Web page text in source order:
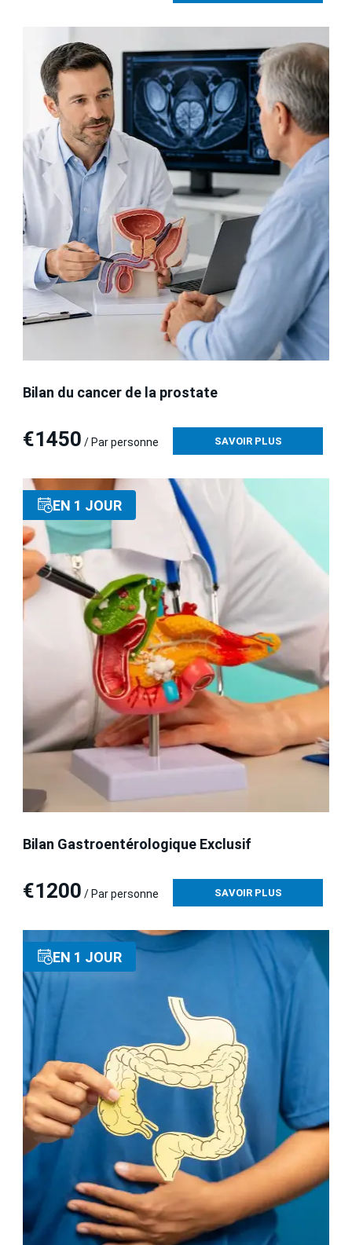
Bilan du cancer de la prostate
€1450 / Par personne SAVOIR PLUS
EN 1 JOUR
Bilan Gastroentérologique Exclusif
€1200 / Par personne SAVOIR PLUS
EN 1 JOUR